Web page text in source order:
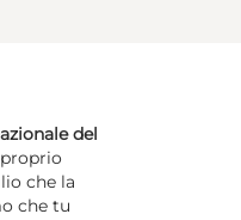
del
che la
che tu